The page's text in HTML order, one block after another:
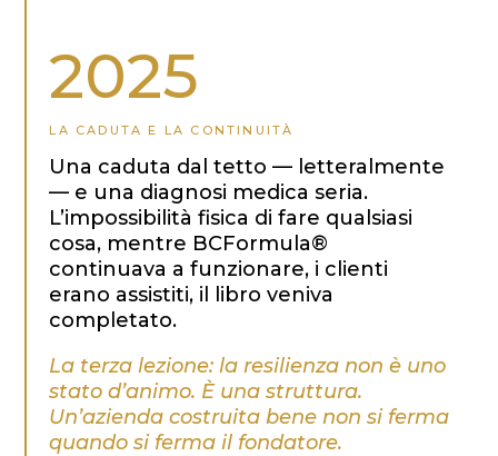
2025
LA CADUTA E LA CONTINUITÀ
Una caduta dal tetto — letteralmente
— e una diagnosi medica seria.
L’impossibilità fisica di fare qualsiasi
cosa, mentre BCFormula®
continuava a funzionare, i clienti
erano assistiti, il libro veniva
completato.
La terza lezione: la resilienza non è uno
stato d’animo. È una struttura.
Un’azienda costruita bene non si ferma
quando si ferma il fondatore.